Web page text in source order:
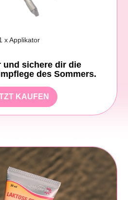
x Applikator
und sichere dir die
des Sommers.
KAUFEN